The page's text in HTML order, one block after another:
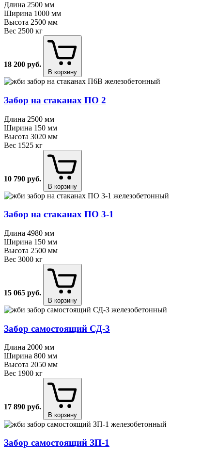
Длина 2500 мм
Ширина 1000 мм
Высота 2500 мм
Вес 2500 кг
18 200 руб.
В корзину
Забор на стаканах ПО 2
Длина 2500 мм
Ширина 150 мм
Высота 3020 мм
Вес 1525 кг
10 790 руб.
В корзину
Забор на стаканах ПО 3⁠-⁠1
Длина 4980 мм
Ширина 150 мм
Высота 2500 мм
Вес 3000 кг
15 065 руб.
В корзину
Забор самостоящий СД⁠-⁠3
Длина 2000 мм
Ширина 800 мм
Высота 2050 мм
Вес 1900 кг
17 890 руб.
В корзину
Забор самостоящий ЗП⁠-⁠1